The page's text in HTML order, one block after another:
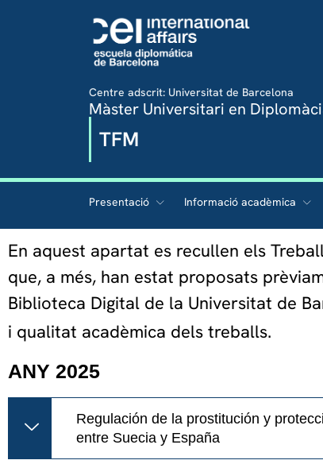
Centre adscrit: Universitat de Barcelona
Màster Universitari en
TFM
Presentació Informació acadèmica
En aquest apartat es recullen els
que, a més, han estat proposats
Biblioteca Digital de la Universitat de
i qualitat acadèmica dels treballs.
ANY 2025
Regulación de la prostitución y
entre Suecia y España